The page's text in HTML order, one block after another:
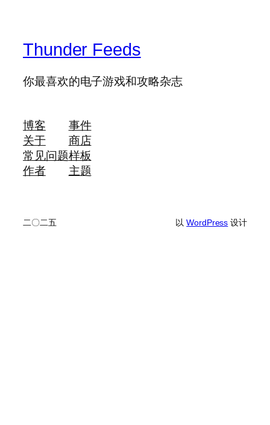
Thunder Feeds
你最喜欢的电子游戏和攻略杂志
博客
关于
常见问题
作者
事件
商店
样板
主题
二〇二五 以WordPress 设计